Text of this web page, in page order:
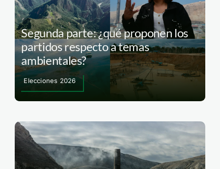
Segunda parte: ¿qué proponen los
partidos respecto a temas
ambientales?
Elecciones 2026